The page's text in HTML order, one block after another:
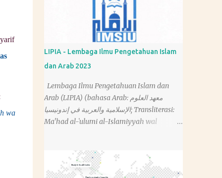
wa
LIPIA - Lembaga Ilmu Pengetahuan Islam
dan Arab 2023
Lembaga Ilmu Pengetahuan Islam dan
Arab (LIPIA) (bahasa Arab: معهد العلوم
الإسلامية والعربية في إندونيسيا; Transliterasi:
Ma'had al-ʻulumi al-Islamiyyah wal
adalah lembaga pendidikan yang
mengajarkan ilmu tentang agama Islam